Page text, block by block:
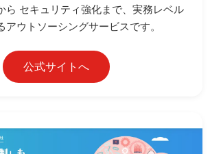
ら セキュリティ強化まで、実務レベル
アウトソーシングサービスです。
公式サイトへ